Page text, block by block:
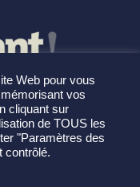
Web pour vous
vos
cliquant sur
de TOUS les
"Paramètres des
contrôlé.